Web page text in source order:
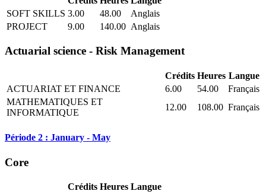
SOFT SKILLS 3.00 48.00
Anglais
PROJECT
9.00 140.00 Anglais
Actuarial science - Risk Management
Crédits Heures Langue
ACTUARIAT ET FINANCE
6.00 54.00
Français
MATHEMATIQUES ET
INFORMATIQUE
12.00 108.00 Français
Période 2 : January - May
Core
Crédits Heures Langue